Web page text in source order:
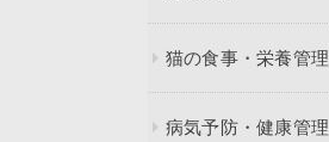
猫の食事・栄養管理
病気予防・健康管理